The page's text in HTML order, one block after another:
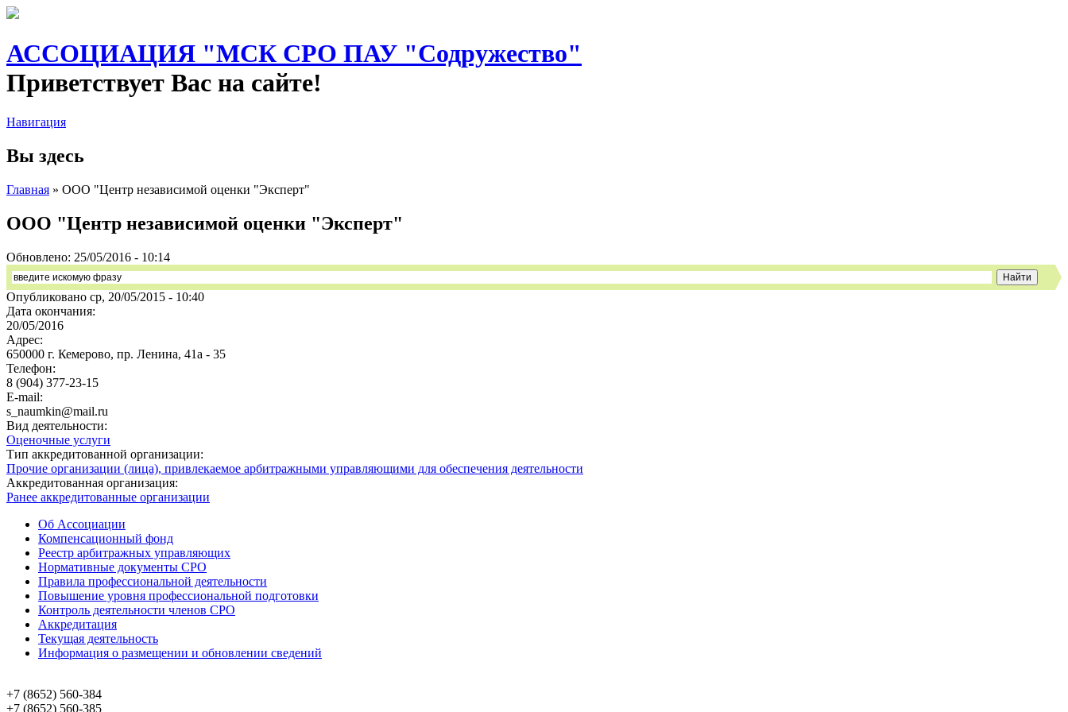
АССОЦИАЦИЯ "МСК СРО ПАУ "Содружество"
Приветствует Вас на сайте!
Навигация
Вы здесь
Главная » ООО "Центр независимой оценки "Эксперт"
ООО "Центр независимой оценки "Эксперт"
Обновлено: 25/05/2016 - 10:14
Опубликовано ср, 20/05/2015 - 10:40
Дата окончания:
20/05/2016
Адрес:
650000 г. Кемерово, пр. Ленина, 41а - 35
Телефон:
8 (904) 377-23-15
E-mail:
s_naumkin@mail.ru
Вид деятельности:
Оценочные услуги
Тип аккредитованной организации:
Прочие организации (лица), привлекаемое арбитражными управляющими для обеспечения деятельности
Аккредитованная организация:
Ранее аккредитованные организации
Об Ассоциации
Компенсационный фонд
Реестр арбитражных управляющих
Нормативные документы СРО
Правила профессиональной деятельности
Повышение уровня профессиональной подготовки
Контроль деятельности членов СРО
Аккредитация
Текущая деятельность
Информация о размещении и обновлении сведений
+7 (8652) 560-384
+7 (8652) 560-385